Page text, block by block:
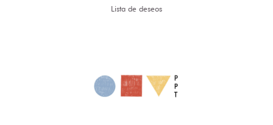
Lista de deseos